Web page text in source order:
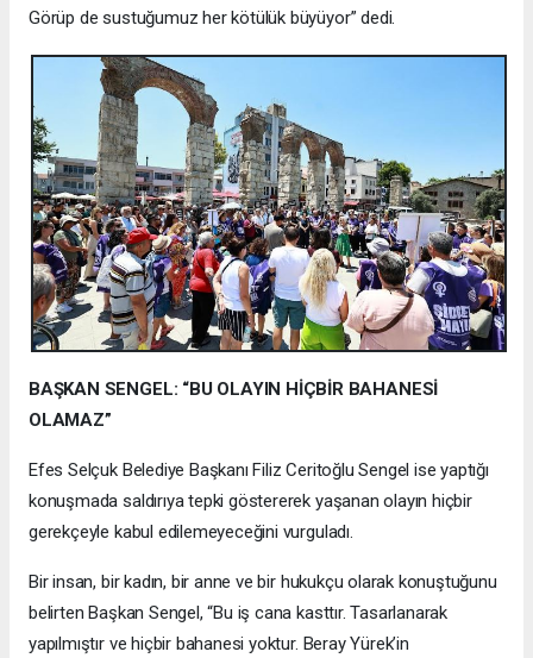
Görüp de sustuğumuz her kötülük büyüyor” dedi.
BAŞKAN SENGEL: “BU OLAYIN HİÇBİR BAHANESİ
OLAMAZ”
Efes Selçuk Belediye Başkanı Filiz Ceritoğlu Sengel ise yaptığı
konuşmada saldırıya tepki göstererek yaşanan olayın hiçbir
gerekçeyle kabul edilemeyeceğini vurguladı.
Bir insan, bir kadın, bir anne ve bir hukukçu olarak konuştuğunu
belirten Başkan Sengel, “Bu iş cana kasttır. Tasarlanarak
yapılmıştır ve hiçbir bahanesi yoktur. Beray Yürek’in